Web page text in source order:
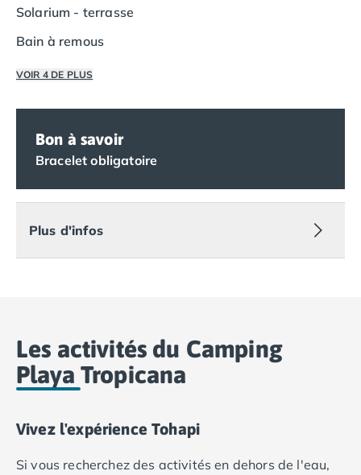
Camping Aveyron
Camping Nant
Camping Saint-Amans-des-Cots
Camping Lot
Camping Tarn
Camping Nord-Pas-de-Calais
Camping Berck
Camping Boulogne-sur-Mer
Camping Le Touquet
Camping Guerande
Camping La Baule-Escoublac
Camping La Turballe
Camping Pornichet
Solarium - terrasse
Bain à remous
VOIR 4 DE PLUS
Bon à savoir
Bracelet obligatoire
Plus d'infos
Les activités du Camping
Playa Tropicana
Vivez l'expérience Tohapi
Si vous recherchez des activités en dehors de l'eau,